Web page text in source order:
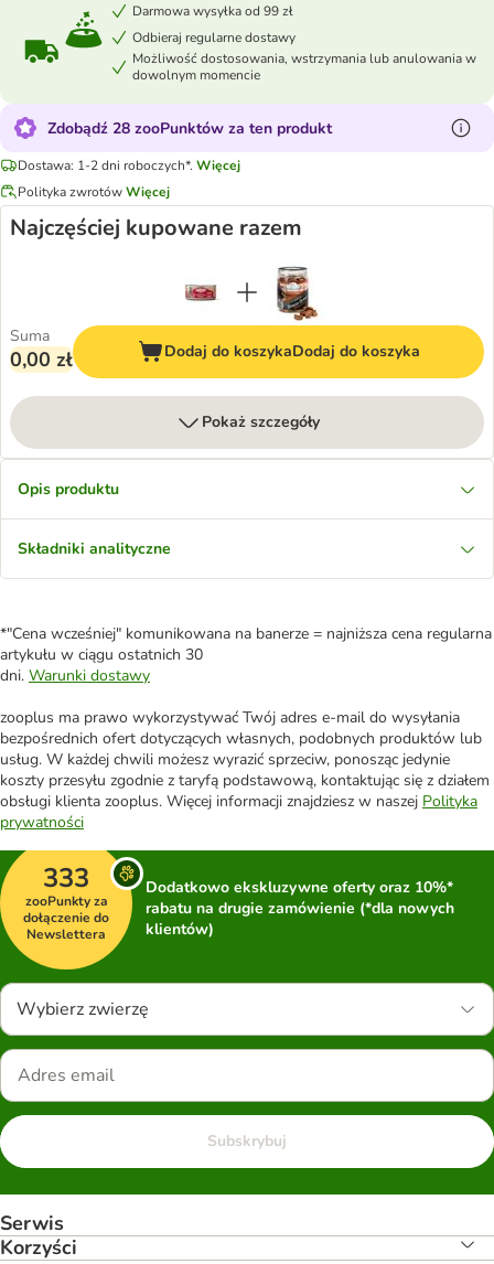
Darmowa wysyłka od 99 zł
Odbieraj regularne dostawy
Możliwość dostosowania, wstrzymania lub anulowania w
dowolnym momencie
Zdobądź 28 zooPunktów za ten produkt
Dostawa: 1-2 dni roboczych*. Więcej
Polityka zwrotówWięcej
Najczęściej kupowane razem
Suma
0,00 zł Dodaj do koszykaDodaj do koszyka
Pokaż szczegóły
Opis produktu
Składniki analityczne
*"Cena wcześniej" komunikowana na banerze = najniższa cena regularna
artykułu w ciągu ostatnich 30
dni. Warunki dostawy
zooplus ma prawo wykorzystywać Twój adres e-mail do wysyłania
bezpośrednich ofert dotyczących własnych, podobnych produktów lub
usług. W każdej chwili możesz wyrazić sprzeciw, ponosząc jedynie
koszty przesyłu zgodnie z taryfą podstawową, kontaktując się z działem
obsługi klienta zooplus. Więcej informacji znajdziesz w naszej Polityka
prywatności
333
zooPunkty za
dołączenie do
Newslettera
Dodatkowo ekskluzywne oferty oraz 10%*
rabatu na drugie zamówienie (*dla nowych
klientów)
Wybierz zwierzę
Subskrybuj
Serwis
Korzyści